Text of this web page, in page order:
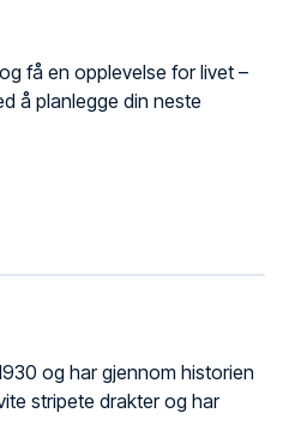
få en opplevelse for livet –
å planlegge din neste
og har gjennom historien
stripete drakter og har